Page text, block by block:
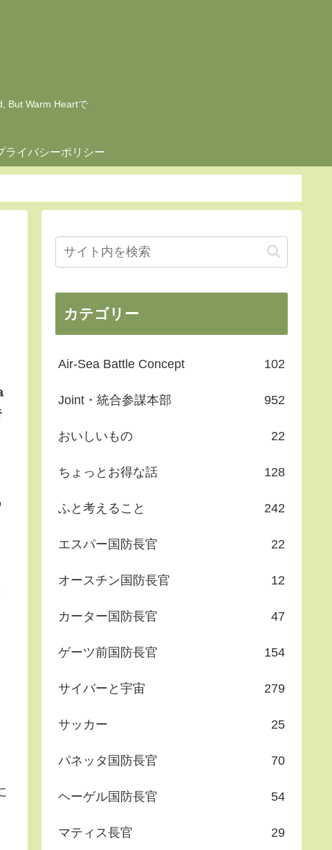
But Warm Heartで
ライバシーポリシー
カテゴリー
Air-Sea Battle Concept 102
Joint・統合参謀本部 952
おいしいもの 22
ちょっとお得な話 128
ふと考えること 242
エスパー国防長官 22
オースチン国防長官 12
カーター国防長官 47
ゲーツ前国防長官 154
サイバーと宇宙 279
サッカー 25
パネッタ国防長官 70
ヘーゲル国防長官 54
マティス長官 29